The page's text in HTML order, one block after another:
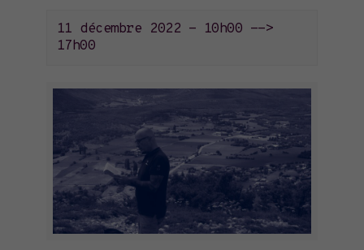
11 décembre 2022 - 10h00 -->
17h00